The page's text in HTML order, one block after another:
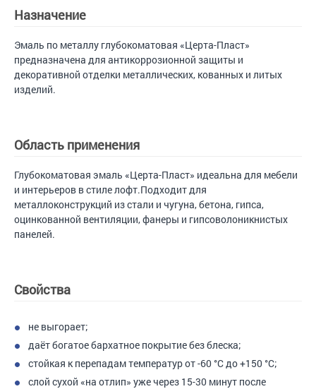
Назначение
Эмаль по металлу глубокоматовая «Церта-Пласт»
предназначена для антикоррозионной защиты и
декоративной отделки металлических, кованных и литых
изделий.
Область применения
Глубокоматовая эмаль «Церта-Пласт» идеальна для мебели
и интерьеров в стиле лофт.Подходит для
металлоконструкций из стали и чугуна, бетона, гипса,
оцинкованной вентиляции, фанеры и гипсоволоникнистых
панелей.
Свойства
не выгорает;
даёт богатое бархатное покрытие без блеска;
стойкая к перепадам температур от -60 °С до +150 °С;
слой сухой «на отлип» уже через 15-30 минут после